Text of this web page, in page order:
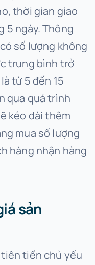
thời gian giao
5 ngày. Thông
số lượng không
trung bình trở
từ 5 đến 15
qua quá trình
kéo dài thêm
mua số lượng
hàng nhận hàng
sản
tiên tiến chủ yếu